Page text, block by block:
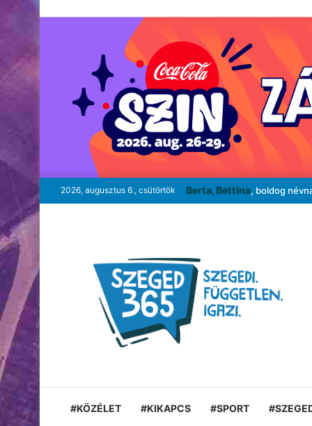
2026, augusztus 6., csütörtök Berta, Bettina, boldog
#KÖZÉLET #KIKAPCS #SPORT